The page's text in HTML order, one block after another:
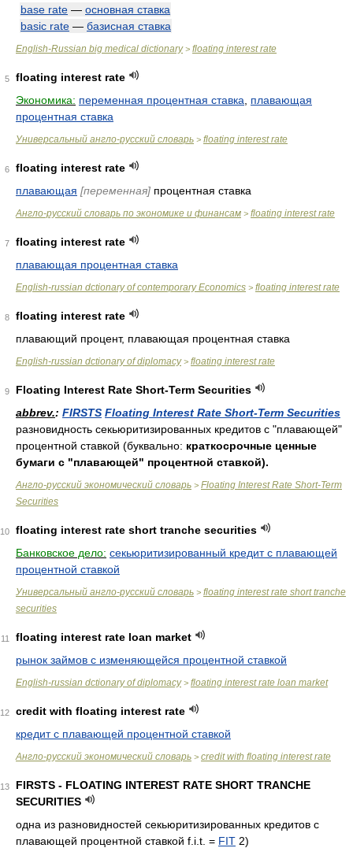
base rate — основная ставка
basic rate — базисная ставка
English-Russian big medical dictionary> floating interest rate
5
floating interest rate
Экономика: переменная процентная ставка
плавающая
процентная ставка
Универсальный англо-русский словарь > floating interest rate
6
floating interest rate
плавающая [переменная] процентная ставка
Англо-русский словарь по экономике и финансам > floating interest rate
7
floating interest rate
плавающая процентная ставка
English-russian dctionary of contemporary Economics > floating interest rate
8
floating interest rate
плавающий процент, плавающая процентная ставка
English-russian dctionary of diplomacy> floating interest rate
9
Floating Interest Rate Short-Term Securities
abbrev.: FIRSTS Floating Interest Rate Short-Term Securities
разновидность секьюритизированных кредитов с "плавающей"
процентной ставкой (буквально: краткосрочные ценные
бумаги с "плавающей" процентной ставкой).
Англо-русский экономический словарь > Floating Interest Rate Short-Term
Securities
10
floating interest rate short tranche securities
Банковское дело: секьюритизированный кредит с плавающей
процентной ставкой
Универсальный англо-русский словарь > floating interest rate short tranche
securities
11
floating interest rate loan market
рынок займов с изменяющейся процентной ставкой
English-russian dctionary of diplomacy> floating interest rate loan market
12
credit with floating interest rate
кредит с плавающей процентной ставкой
Англо-русский экономический словарь > credit with floating interest rate
13
FIRSTS - FLOATING INTEREST RATE SHORT TRANCHE
SECURITIES
одна из разновидностей секьюритизированных кредитов с
плавающей процентной ставкой f.i.t. = FIT 2)